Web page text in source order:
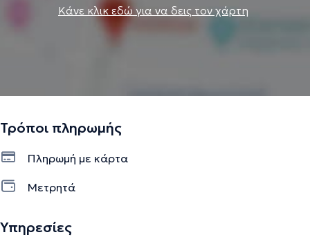
Κάνε κλικ εδώ για να δεις τον χάρτη
Τρόποι πληρωμής
Πληρωμή με κάρτα
Μετρητά
Υπηρεσίες